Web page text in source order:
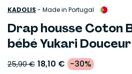
KADOLIS - Made in Portugal
Drap housse Coton
bébé Yukari Douceur
25,90 € 18,10 € -30%